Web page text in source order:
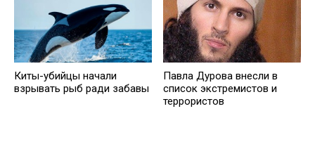
Киты-убийцы начали
взрывать рыб ради забавы
Павла Дурова внесли в
список экстремистов и
террористов